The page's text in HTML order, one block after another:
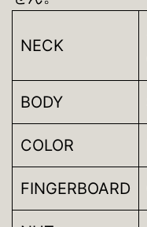
NECK
BODY
COLOR
FINGERBOARD